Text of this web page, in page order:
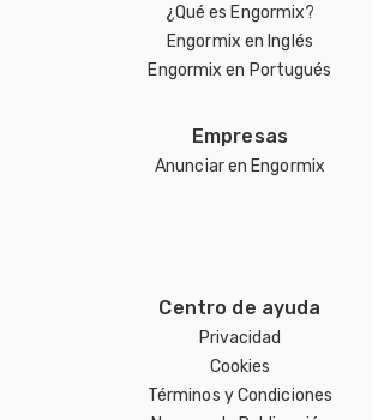
¿Qué es Engormix?
Engormix en Inglés
Engormix en Portugués
Empresas
Anunciar en Engormix
Centro de ayuda
Privacidad
Cookies
Términos y Condiciones